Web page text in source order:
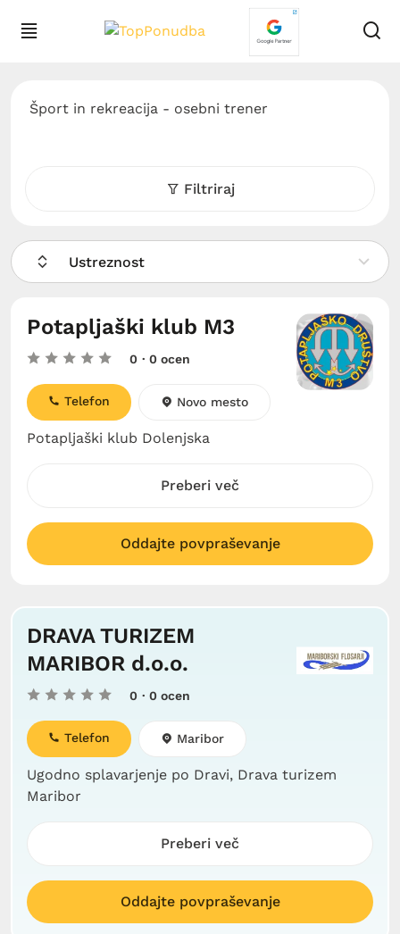
Šport in rekreacija - osebni trener
Filtriraj
Ustreznost
Potapljaški klub M3
0 · 0 ocen
Potapljaški klub Dolenjska
Telefon Novo mesto
Preberi več
Oddajte povpraševanje
DRAVA TURIZEM
MARIBOR d.o.o.
0 · 0 ocen
Ugodno splavarjenje po Dravi, Drava turizem
Maribor
Telefon Maribor
Preberi več
Oddajte povpraševanje